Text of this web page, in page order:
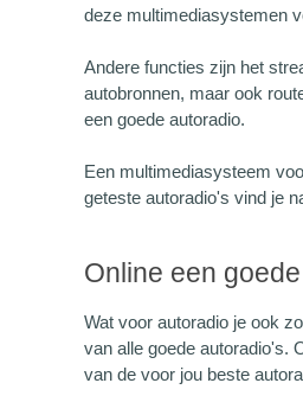
deze multimediasystemen
Andere functies zijn het
autobronnen, maar ook
een goede autoradio.
Een multimediasysteem
geteste autoradio's vind je
Online een
Wat voor autoradio je ook
van alle goede autoradio's.
van de voor jou beste